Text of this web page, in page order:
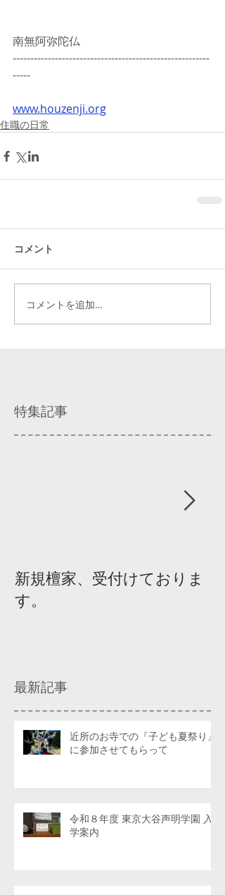
南無阿弥陀仏
--------------------------------------------------------
-----
www.houzenji.org
住職の日常
コメント
コメントを追加…
特集記事
新規檀家、受付けておりま
す。
最新記事
近所のお寺での『子ども夏祭り』
に参加させてもらって
令和８年度 東京大谷声明学園 入
学案内